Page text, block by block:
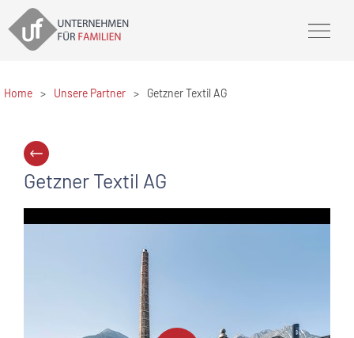
Home > Unsere Partner > Getzner Textil AG
Getzner Textil AG